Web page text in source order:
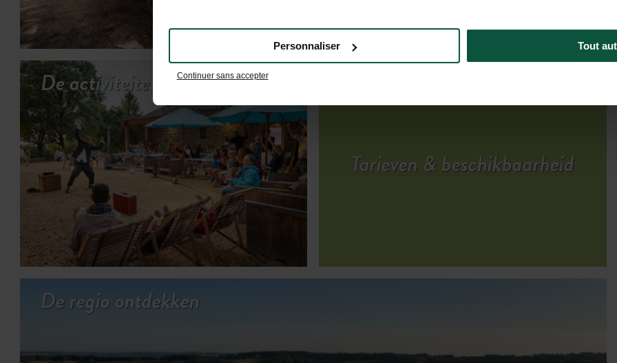
Continuer sans accepter
Personnaliser Tout
De activiteiten bekijken
Tarieven & beschikbaarheid
De regio ontdekken